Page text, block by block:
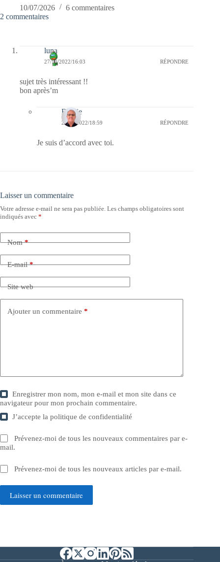
10/07/2026
6 commentaires
2 commentaires
luna
27/10/2022/16:03 RÉPONDRE
sujet très intéressant !!
bon après’m
Bernie
27/10/2022/18:59 RÉPONDRE
Je suis d’accord avec toi.
Laisser un commentaire
Votre adresse e-mail ne sera pas publiée. Les champs obligatoires sont
indiqués avec *
Nom*
E-mail*
Site web
Ajouter un commentaire *
Enregistrer mon nom, mon e-mail et mon site dans ce
navigateur pour mon prochain commentaire.
J’accepte lapolitique de confidentialité
Prévenez-moi de tous les nouveaux commentaires par e-
mail.
Prévenez-moi de tous les nouveaux articles par e-mail.
Laisser un commentaire